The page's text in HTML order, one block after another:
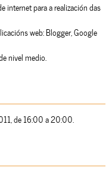
internet para a realización das
web: Blogger, Google
nivel medio.
de 16:00 a 20:00.